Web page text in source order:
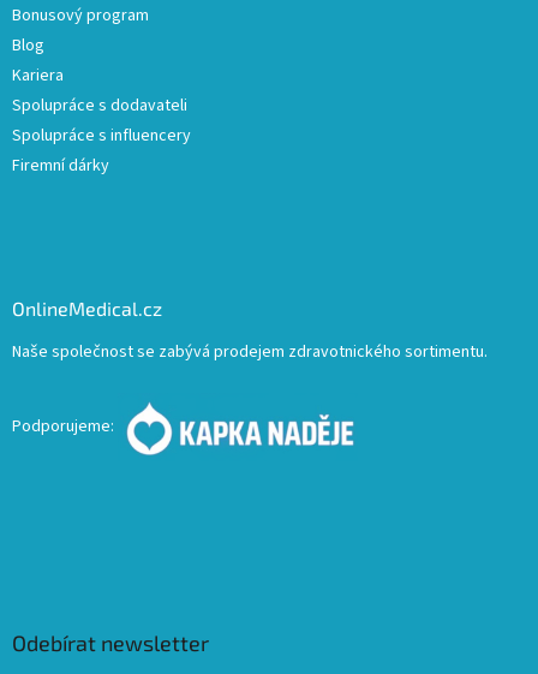
Bonusový program
Blog
Kariera
Spolupráce s dodavateli
Spolupráce s influencery
Firemní dárky
OnlineMedical.cz
Naše společnost se zabývá prodejem zdravotnického sortimentu.
Podporujeme:
Odebírat newsletter